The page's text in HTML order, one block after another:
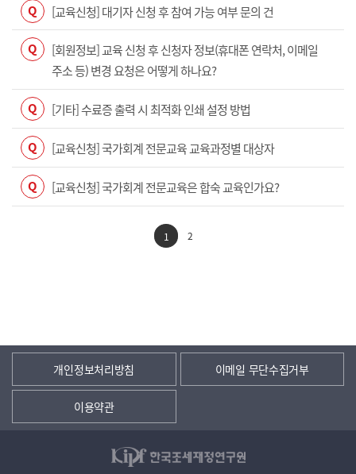
Q [교육신청] 대기자 신청 후 참여 가능 여부 문의 건
Q
[회원정보] 교육 신청 후 신청자 정보(휴대폰 연락처, 이메일
주소 등) 변경 요청은 어떻게 하나요?
Q [기타] 수료증 출력 시 최적화 인쇄 설정 방법
Q [교육신청] 국가회계 전문교육 교육과정별 대상자
Q [교육신청] 국가회계 전문교육은 합숙 교육인가요?
1 2
개인정보처리방침 이메일 무단수집거부
이용약관